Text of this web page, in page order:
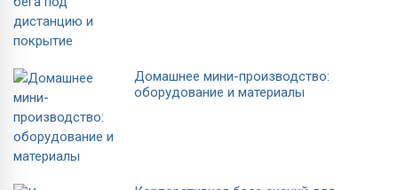
Домашнее мини-производство:
оборудование и материалы